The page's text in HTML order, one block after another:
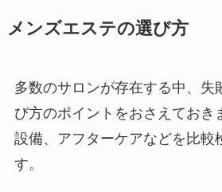
メンズエステの選び方
多数のサロンが存在する中、失
び方のポイントをおさえておき
設備、アフターケアなどを比較
す。